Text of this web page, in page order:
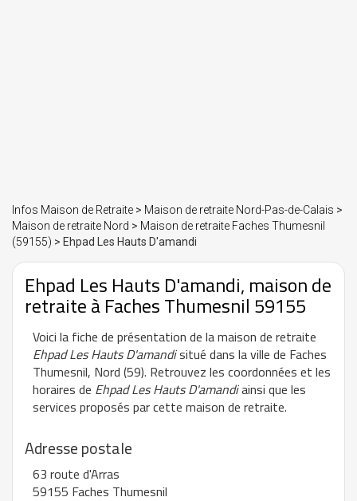
Infos Maison de Retraite > Maison de retraite Nord-Pas-de-Calais >
Maison de retraite Nord > Maison de retraite Faches Thumesnil
(59155) > Ehpad Les Hauts D'amandi
Ehpad Les Hauts D'amandi, maison de
retraite à Faches Thumesnil 59155
Voici la fiche de présentation de la maison de retraite
Ehpad Les Hauts D'amandisitué dans la ville de Faches
Thumesnil, Nord (59). Retrouvez les coordonnées et les
horaires de Ehpad Les Hauts D'amandiainsi que les
services proposés par cette maison de retraite.
Adresse postale
63 route d'Arras
59155 Faches Thumesnil